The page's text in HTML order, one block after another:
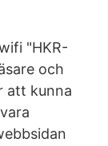
"HKR-
och
att kunna